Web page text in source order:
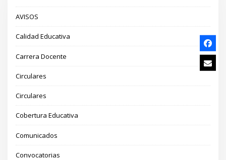
AVISOS
Calidad Educativa
Carrera Docente
Circulares
Circulares
Cobertura Educativa
Comunicados
Convocatorias